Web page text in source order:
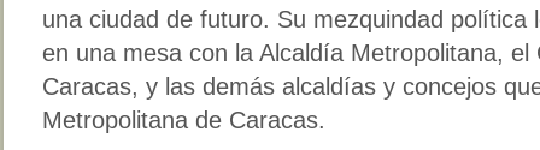
una ciudad de futuro. Su mezquindad política
en una mesa con la Alcaldía Metropolitana, el
Caracas, y las demás alcaldías y concejos
Metropolitana de Caracas.